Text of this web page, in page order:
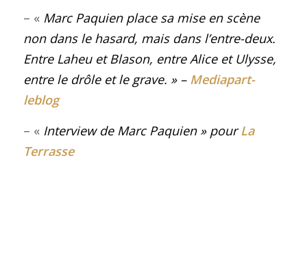
– « Marc Paquien place sa mise en scène
non dans le hasard, mais dans l’entre-deux.
Entre Laheu et Blason, entre Alice et Ulysse,
entre le drôle et le grave. » – Mediapart-
leblog
– « Interview de Marc Paquien » pour La
Terrasse